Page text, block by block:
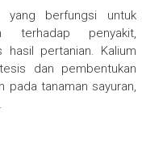
yang berfungsi untuk
terhadap penyakit,
hasil pertanian. Kalium
dan pembentukan
pada tanaman sayuran,